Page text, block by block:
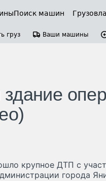
Поиск машин
груз Ваши машины
крупное ДТП с
города